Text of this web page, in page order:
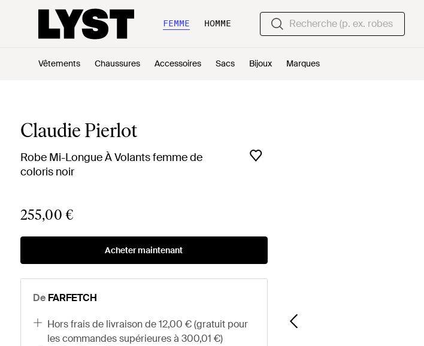
FEMME HOMME
Vêtements Chaussures Accessoires Sacs Bijoux Marques
Claudie Pierlot
Robe Mi-Longue À Volants femme de
coloris noir
255,00 €
Acheter maintenant
De FARFETCH
hors frais de livraison de 12,00 € (gratuit pour
les commandes supérieures à 300,01 €)